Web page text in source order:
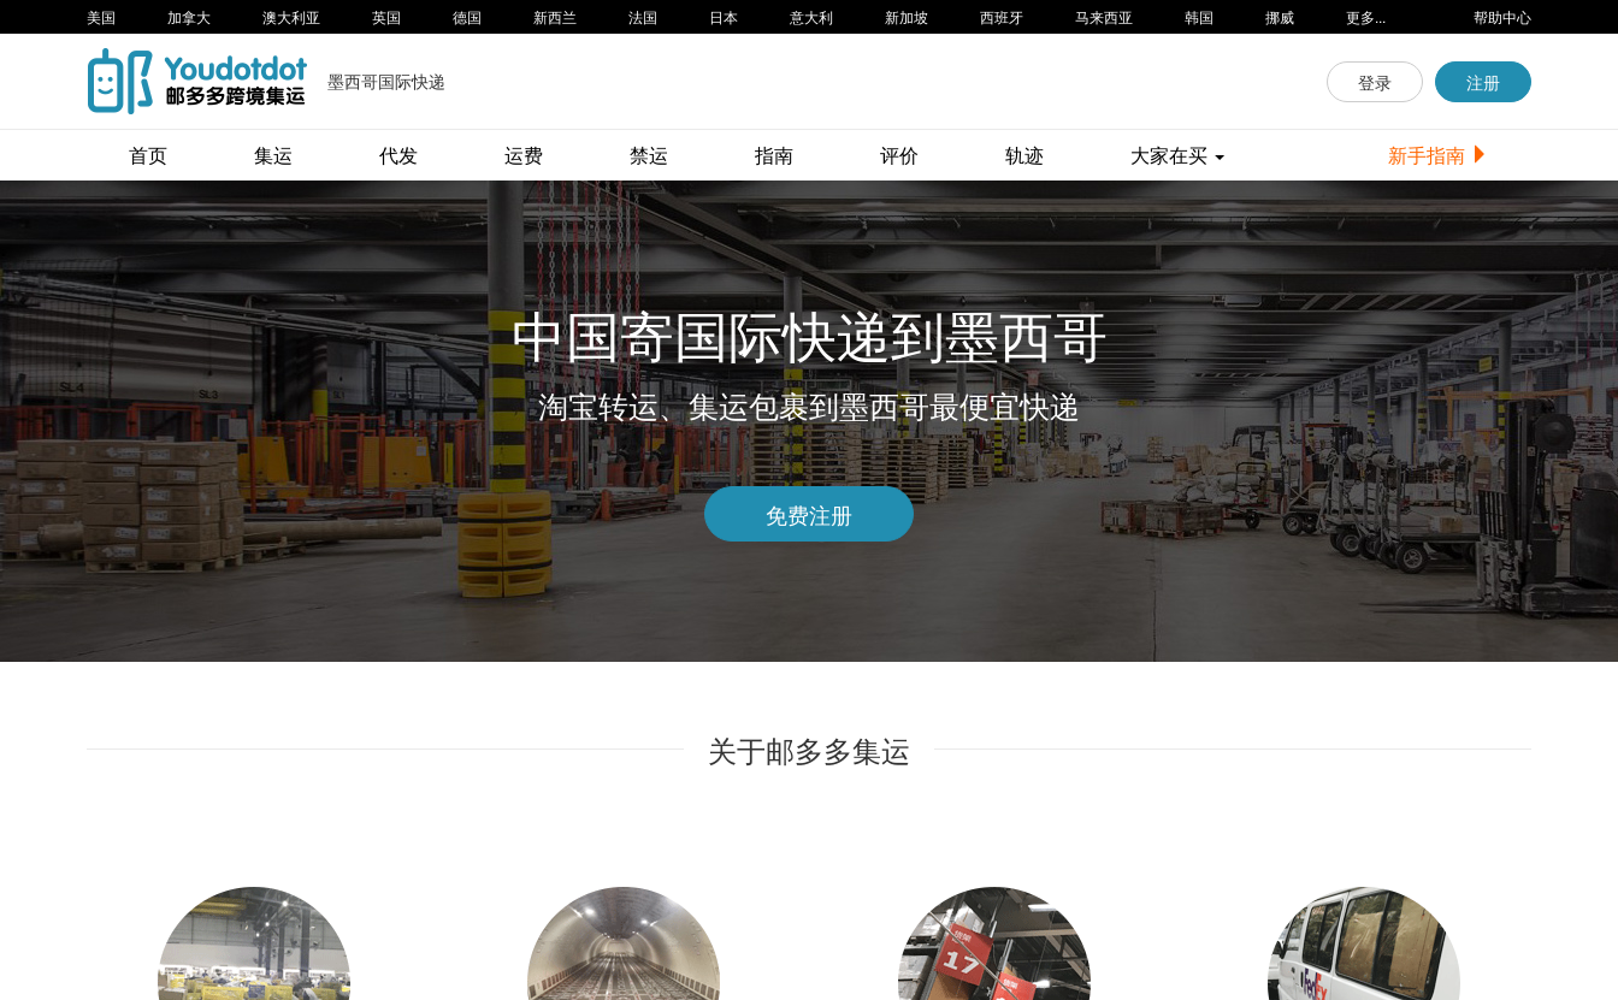
墨西哥国际快递
美国 加拿大 澳大利亚 英国 德国 新西兰 法国 日本 意大利 新加坡 西班牙 马来西亚 韩国 挪威 更多... 帮助中心
登录 注册
首页 集运 代发 运费 禁运 指南 评价 轨迹 新手指南
大家在买
中国寄国际快递到墨西哥
淘宝转运、集运包裹到墨西哥最便宜快递
免费注册
关于邮多多集运